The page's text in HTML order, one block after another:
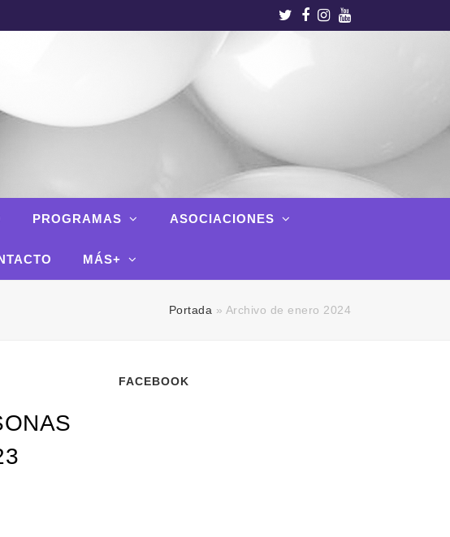
Twitter
Facebook
Instagram
Youtube
PROGRAMAS ASOCIACIONES
MÁS+
Portada » Archivo de enero 2024
FACEBOOK